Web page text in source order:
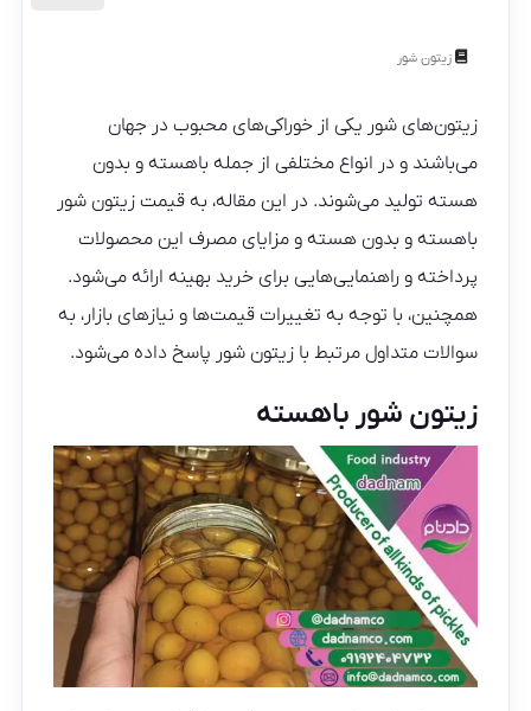
زیتون شور
زیتون‌های شور یکی از خوراکی‌های محبوب در جهان
می‌باشند و در انواع مختلفی از جمله باهسته و بدون
هسته تولید می‌شوند. در این مقاله، به قیمت زیتون شور
باهسته و بدون هسته و مزایای مصرف این محصولات
پرداخته و راهنمایی‌هایی برای خرید بهینه ارائه می‌شود.
همچنین، با توجه به تغییرات قیمت‌ها و نیازهای بازار، به
سوالات متداول مرتبط با زیتون شور پاسخ داده می‌شود.
زیتون شور باهسته